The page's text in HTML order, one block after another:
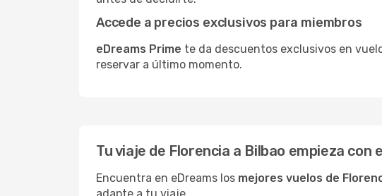
Accede a precios exclusivos para miembros
eDreams Prime te da descuentos exclusivos en
reservar a último momento.
Tu viaje de Florencia a Bilbao empieza con
Encuentra en eDreams los mejores vuelos de